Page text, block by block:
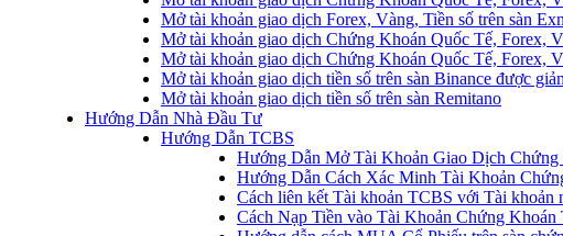
Mở tài khoản giao dịch Forex, Vàng, Tiền số trên sàn
Mở tài khoản giao dịch Chứng Khoán Quốc Tế, Forex,
Mở tài khoản giao dịch Chứng Khoán Quốc Tế, Forex,
Mở tài khoản giao dịch tiền số trên sàn Binance được
Mở tài khoản giao dịch tiền số trên sàn Remitano
Hướng Dẫn Nhà Đầu Tư
Hướng Dẫn TCBS
Hướng Dẫn Mở Tài Khoản Giao Dịch Chứng
Hướng Dẫn Cách Xác Minh Tài Khoản
Cách liên kết Tài khoản TCBS với Tài khoản
Cách Nạp Tiền vào Tài Khoản Chứng